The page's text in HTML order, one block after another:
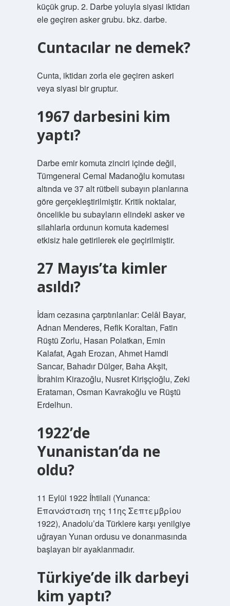
küçük grup. 2. Darbe yoluyla siyasi iktidarı
ele geçiren asker grubu. bkz. darbe.
Cuntacılar ne demek?
Cunta, iktidarı zorla ele geçiren askeri
veya siyasi bir gruptur.
1967 darbesini kim
yaptı?
Darbe emir komuta zinciri içinde değil,
Tümgeneral Cemal Madanoğlu komutası
altında ve 37 alt rütbeli subayın planlarına
göre gerçekleştirilmiştir. Kritik noktalar,
öncelikle bu subayların elindeki asker ve
silahlarla ordunun komuta kademesi
etkisiz hale getirilerek ele geçirilmiştir.
27 Mayıs’ta kimler
asıldı?
İdam cezasına çarptırılanlar: Celâl Bayar,
Adnan Menderes, Refik Koraltan, Fatin
Rüştü Zorlu, Hasan Polatkan, Emin
Kalafat, Agah Erozan, Ahmet Hamdi
Sancar, Bahadır Dülger, Baha Akşit,
İbrahim Kirazoğlu, Nusret Kirişçioğlu, Zeki
Erataman, Osman Kavrakoğlu ve Rüştü
Erdelhun.
1922’de
Yunanistan’da ne
oldu?
11 Eylül 1922 İhtilali (Yunanca:
Επανάσταση της 11ης Σεπτεμβρίου
1922), Anadolu’da Türklere karşı yenilgiye
uğrayan Yunan ordusu ve donanmasında
başlayan bir ayaklanmadır.
Türkiye’de ilk darbeyi
kim yaptı?